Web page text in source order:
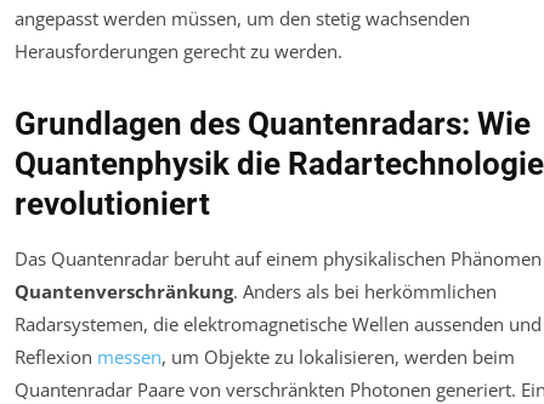
angepasst werden müssen, um den stetig wachsenden
Herausforderungen gerecht zu werden.
Grundlagen des Quantenradars: Wie
Quantenphysik die Radartechnologie
revolutioniert
Das Quantenradar beruht auf einem physikalischen
Quantenverschränkung. Anders als bei herkömmlichen
Radarsystemen, die elektromagnetische Wellen aussenden
Reflexion messen, um Objekte zu lokalisieren, werden beim
Quantenradar Paare von verschränkten Photonen generiert.